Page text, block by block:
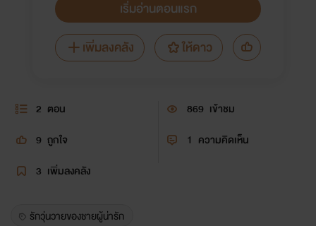
เริ่มอ่านตอนแรก
เพิ่มลงคลัง
ให้ดาว
2 ตอน 869 เข้าชม
9 ถูกใจ 1 ความคิดเห็น
3 เพิ่มลงคลัง
รักวุ่นวายของชายผู้น่ารัก